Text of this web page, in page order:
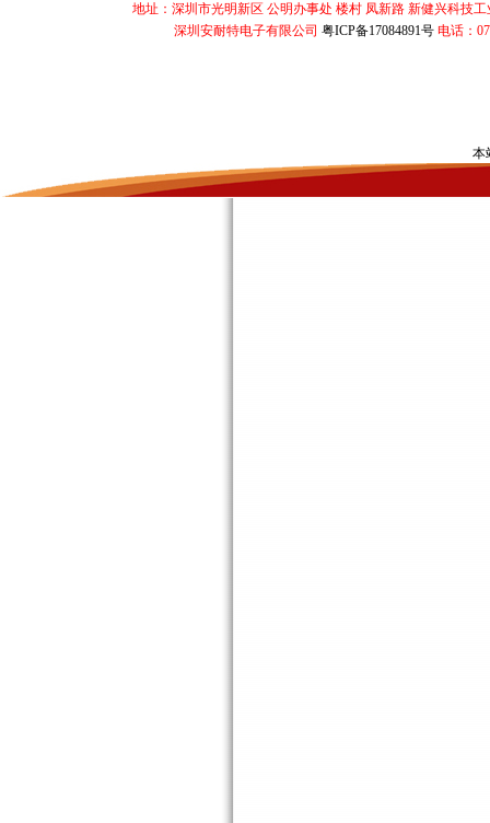
地址：深圳市光明新区 公明办事处 楼村 凤新路 新健兴科技工
深圳安耐特电子有限公司 粤ICP备17084891号电话：
本